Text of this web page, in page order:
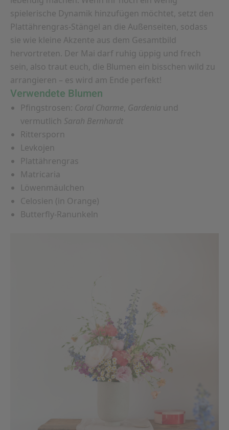
spielerische Dynamik hinzufügen möchtet, setzt den
Plattährengras-Stängel an die Außenseiten, sodass
sie wie kleine Akzente aus dem Gesamtbild
hervortreten. Der Mai darf ruhig üppig und frech
sein, also traut euch, die Blumen ein bisschen wild zu
arrangieren – es wird am Ende perfekt!
Verwendete Blumen
Pfingstrosen: Coral Charme, Gardenia und
vermutlich Sarah Bernhardt
Rittersporn
Levkojen
Plattährengras
Matricaria
Löwenmäulchen
Celosien (in Orange)
Butterfly-Ranunkeln